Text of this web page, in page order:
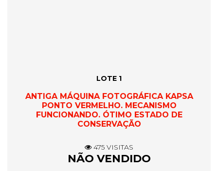
LOTE 1
ANTIGA MÁQUINA FOTOGRÁFICA KAPSA
PONTO VERMELHO. MECANISMO
FUNCIONANDO. ÓTIMO ESTADO DE
CONSERVAÇÃO
475 VISITAS
NÃO VENDIDO